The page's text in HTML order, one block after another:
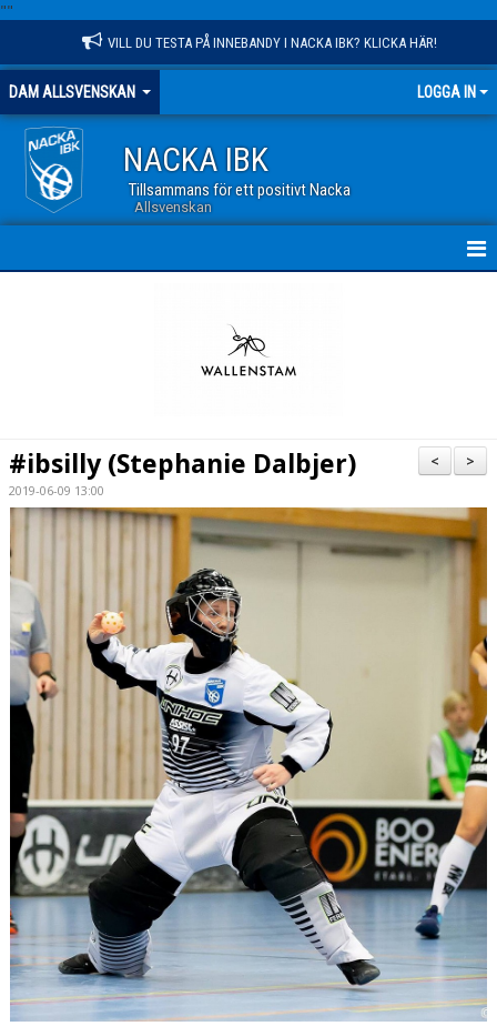
""
VILL DU TESTA PÅ INNEBANDY I NACKA IBK? KLICKA HÄR!
DAM ALLSVENSKAN LOGGA IN
NACKA IBK
Tillsammans för ett positivt Nacka
Allsvenskan
MATCHER
>
<
#ibsilly (Stephanie Dalbjer)
2019-06-09 13:00